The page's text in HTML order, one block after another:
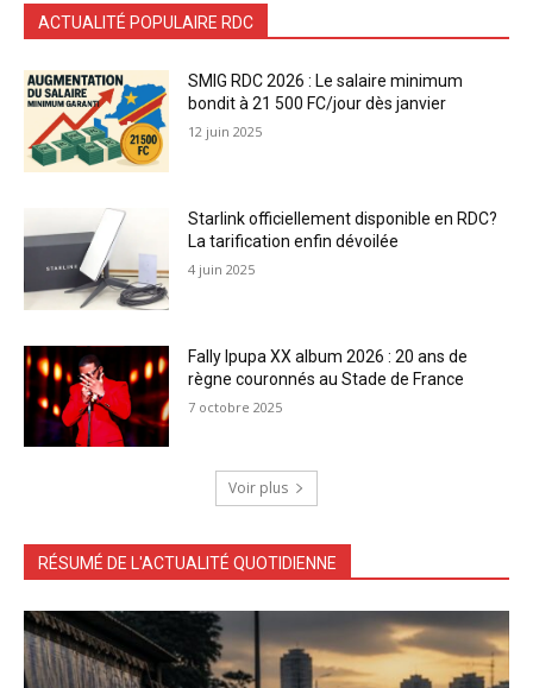
ACTUALITÉ POPULAIRE RDC
SMIG RDC 2026 : Le salaire minimum
bondit à 21 500 FC/jour dès janvier
12 juin 2025
Starlink officiellement disponible en RDC?
La tarification enfin dévoilée
4 juin 2025
Fally Ipupa XX album 2026 : 20 ans de
règne couronnés au Stade de France
7 octobre 2025
Voir plus
RÉSUMÉ DE L'ACTUALITÉ QUOTIDIENNE